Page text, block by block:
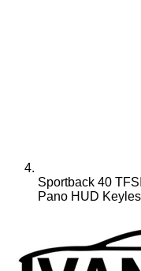
Sportback 40
Pano HUD